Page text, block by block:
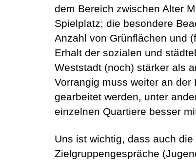
dem Bereich zwischen Alter
Spielplatz; die besondere
Anzahl von Grünflächen und
Erhalt der sozialen und
Weststadt (noch) stärker als
Vorrangig muss weiter an
gearbeitet werden, unter
einzelnen Quartiere besser
Uns ist wichtig, dass auch
Zielgruppengespräche